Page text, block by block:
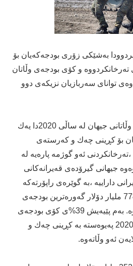
به‌شێكی زۆری بودجه‌كه‌یان بۆ
و كۆی بودجه‌ی وڵاتان
توانای سه‌ربازیان نزیكه‌ی دوو
به‌پێی راپۆرته‌كه‌ی سیپری وڵاتانی جیهان له‌ ساڵی 2020دا یه‌ك
دۆلاریان بۆ كڕینی چه‌ك و كه‌رسته‌ی
ئه‌و گوژمه‌ پاره‌یه‌ له‌
جیهانی گیرۆده‌ی قه‌یرانه‌كانی
داراییه‌ ،به‌ گوێره‌ی راپۆرته‌كه‌
ئه‌مریكا به‌ ته‌رخانكردنی 778 ملیار دۆلار گه‌وره‌ترین بودجه‌ی
سه‌ربازی له‌ جیهاندا هه‌بووه‌. به‌م پێیه‌یش 39%ی كۆی بودجه‌ی
سه‌ربازی جیهان بۆ ساڵی 2020 په‌یوه‌سته‌ به‌ كڕینی چه‌ك و
ئه‌و وڵاته‌وه‌.